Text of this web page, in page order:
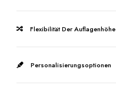
Flexibilität Der Auflagenhöhe
Personalisierungsoptionen